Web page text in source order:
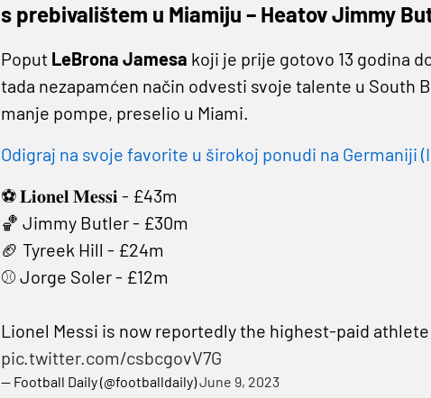
s prebivalištem u Miamiju – Heatov Jimmy
Poput LeBrona Jamesa koji je prije gotovo 13 godina
tada nezapamćen način odvesti svoje talente u South
manje pompe, preselio u Miami.
Odigraj na svoje favorite u širokoj ponudi na Germaniji
⚽️ 𝐋𝐢𝐨𝐧𝐞𝐥 𝐌𝐞𝐬𝐬𝐢 - £43m
🏀 Jimmy Butler - £30m
🏈 Tyreek Hill - £24m
⚾️ Jorge Soler - £12m
Lionel Messi is now reportedly the highest-paid
pic.twitter.com/csbcgovV7G
— Football Daily (@footballdaily)June 9, 2023